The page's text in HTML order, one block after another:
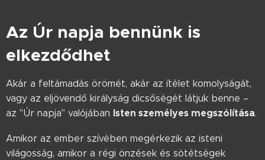
Az Úr napja bennünk is
elkezdődhet
Akár a feltámadás örömét, akár az ítélet komolyságát,
vagy az eljövendő királyság dicsőségét látjuk benne –
az "Úr napja" valójában Isten személyes megszólítása.
Amikor az ember szívében megérkezik az isteni
világosság, amikor a régi önzések és sötétségek